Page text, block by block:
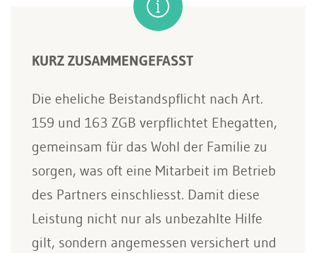
KURZ ZUSAMMENGEFASST
Die eheliche Beistandspflicht nach Art.
159 und 163 ZGB verpflichtet Ehegatten,
gemeinsam für das Wohl der Familie zu
sorgen, was oft eine Mitarbeit im Betrieb
des Partners einschliesst. Damit diese
Leistung nicht nur als unbezahlte Hilfe
gilt, sondern angemessen versichert und